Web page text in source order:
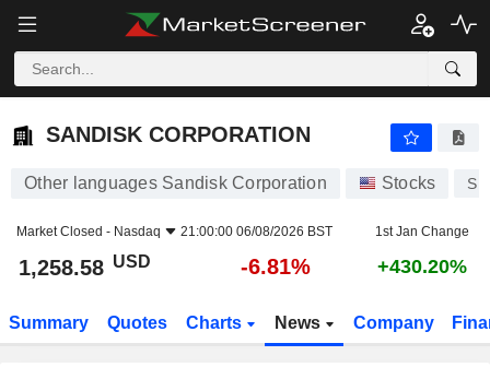
SANDISK CORPORATION
SANDISK CORPORATION
Other languages Sandisk Corporation Stocks
Market Closed - Nasdaq 21:00:00 06/08/2026 BST 1st Jan Change
1,258.58 USD -6.81% +430.20%
Summary Quotes Charts News Company